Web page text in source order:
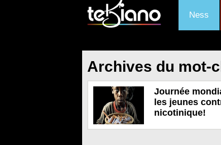
Ness
Archives du mot-
Journée
les jeunes
nicotinique!